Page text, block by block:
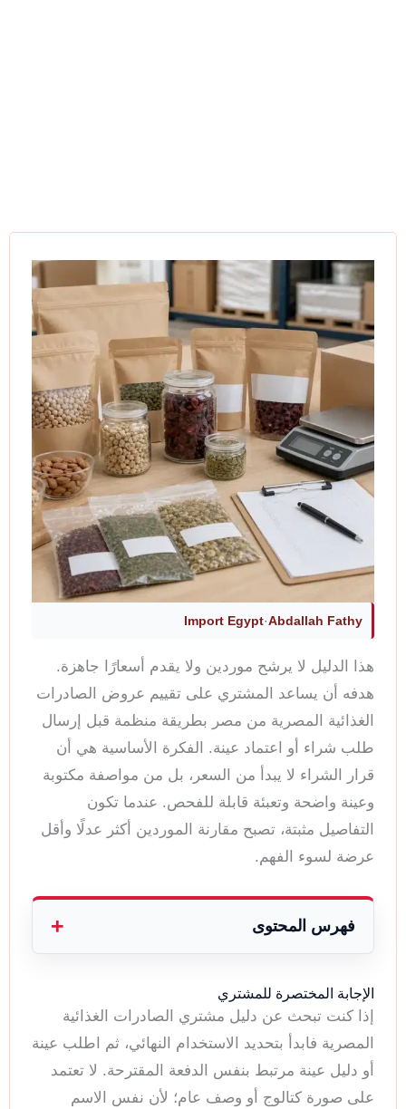
Abdallah Fathy
·
Import Egypt
هذا الدليل لا يرشح موردين ولا يقدم أسعارًا جاهزة.
هدفه أن يساعد المشتري على تقييم عروض الصادرات
الغذائية المصرية من مصر بطريقة منظمة قبل إرسال
طلب شراء أو اعتماد عينة. الفكرة الأساسية هي أن
قرار الشراء لا يبدأ من السعر، بل من مواصفة مكتوبة
وعينة واضحة وتعبئة قابلة للفحص. عندما تكون
التفاصيل مثبتة، تصبح مقارنة الموردين أكثر عدلًا وأقل
عرضة لسوء الفهم.
فهرس المحتوى
الإجابة المختصرة للمشتري
إذا كنت تبحث عن دليل مشتري الصادرات الغذائية
المصرية فابدأ بتحديد الاستخدام النهائي، ثم اطلب عينة
أو دليل عينة مرتبط بنفس الدفعة المقترحة. لا تعتمد
على صورة كتالوج أو وصف عام؛ لأن نفس الاسم